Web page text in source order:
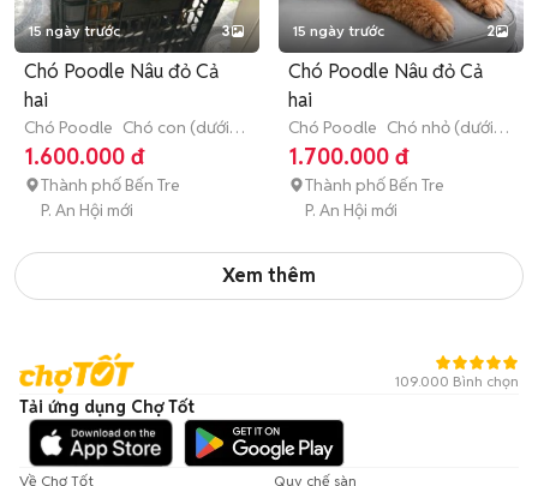
15 ngày trước 3
Chó Poodle Nâu đỏ Cả
hai
Chó Poodle Chó con (dưới 3
tháng tuổi)
1.600.000 đ
Thành phố Bến Tre
P. An Hội mới
15 ngày trước 2
Chó Poodle Nâu đỏ Cả
hai
Chó Poodle Chó nhỏ (dưới 1
năm tuổi)
1.700.000 đ
Thành phố Bến Tre
P. An Hội mới
Xem thêm
109.000 Bình chọn
Tải ứng dụng Chợ Tốt
Về Chợ Tốt Quy chế sàn